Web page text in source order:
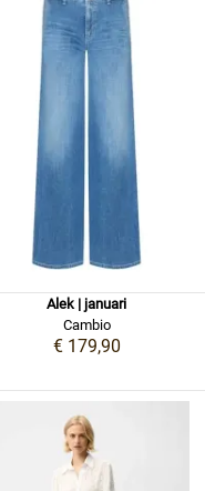
Alek | januari
Cambio
€ 179,90